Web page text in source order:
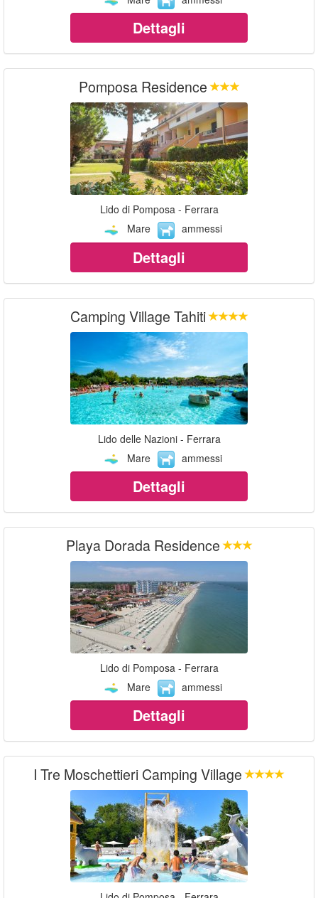
Dettagli
Pomposa Residence
Lido di Pomposa - Ferrara
Mare
ammessi
Dettagli
Camping Village Tahiti
Lido delle Nazioni - Ferrara
Mare
ammessi
Dettagli
Playa Dorada Residence
Lido di Pomposa - Ferrara
Mare
ammessi
Dettagli
I Tre Moschettieri Camping Village